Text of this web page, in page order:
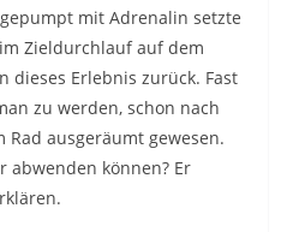
mit Adrenalin setzte
Zieldurchlauf auf dem
dieses Erlebnis zurück. Fast
zu werden, schon nach
ausgeräumt gewesen.
abwenden können? Er